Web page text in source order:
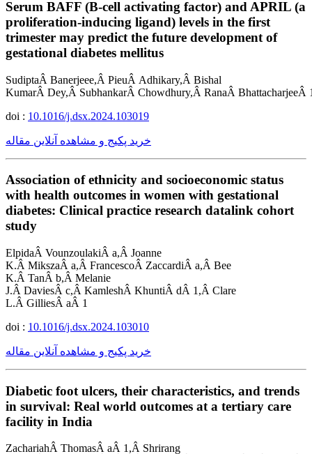
Serum BAFF (B-cell activating factor) and APRIL (a
proliferation-inducing ligand) levels in the first
trimester may predict the future development of
gestational diabetes mellitus
SudiptaÂ Banerjeee,Â PieuÂ Adhikary,Â Bishal
KumarÂ Dey,Â SubhankarÂ Chowdhury,Â RanaÂ BhattacharjeeÂ
doi : 10.1016/j.dsx.2024.103019
خرید پکیج و مشاهده آنلاین مقاله
Association of ethnicity and socioeconomic status
with health outcomes in women with gestational
diabetes: Clinical practice research datalink cohort
study
ElpidaÂ VounzoulakiÂ a,Â Joanne
K.Â MikszaÂ a,Â FrancescoÂ ZaccardiÂ a,Â Bee
K.Â TanÂ b,Â Melanie
J.Â DaviesÂ c,Â KamleshÂ KhuntiÂ dÂ 1,Â Clare
L.Â GilliesÂ aÂ 1
doi : 10.1016/j.dsx.2024.103010
خرید پکیج و مشاهده آنلاین مقاله
Diabetic foot ulcers, their characteristics, and trends
in survival: Real world outcomes at a tertiary care
facility in India
ZachariahÂ ThomasÂ aÂ 1,Â Shrirang